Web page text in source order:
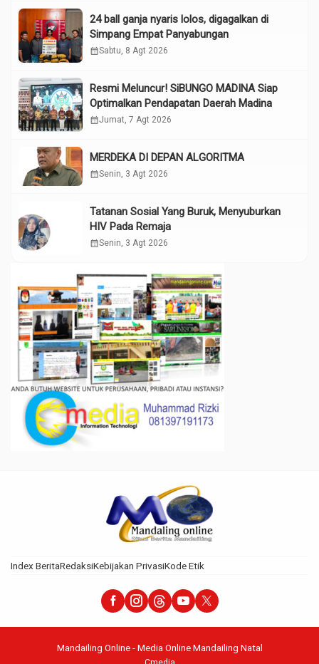
24 ball ganja nyaris lolos, digagalkan di
Simpang Empat Panyabungan
calendar_monthSabtu, 8 Agt 2026
Resmi Meluncur! SiBUNGO MADINA Siap
Optimalkan Pendapatan Daerah Madina
calendar_monthJumat, 7 Agt 2026
MERDEKA DI DEPAN ALGORITMA
calendar_monthSenin, 3 Agt 2026
Tatanan Sosial Yang Buruk, Menyuburkan
HIV Pada Remaja
calendar_monthSenin, 3 Agt 2026
Index BeritaRedaksiKebijakan PrivasiKode Etik
Mandailing Online - Media Online Mandailing Natal